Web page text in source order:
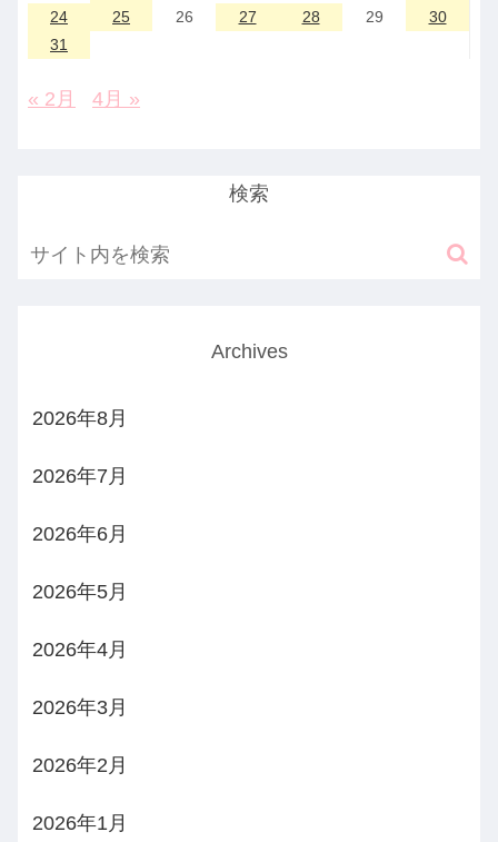
24
25 26 27 28 29
30
31
« 2月 4月 »
検索
Archives
2026年8月
2026年7月
2026年6月
2026年5月
2026年4月
2026年3月
2026年2月
2026年1月